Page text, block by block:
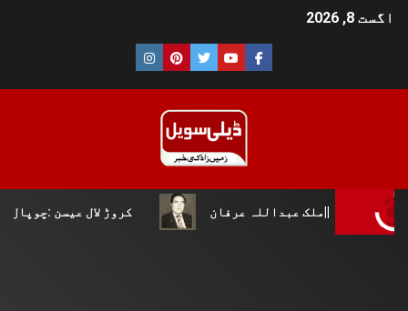
اگست 8, 2026
کروڑ لال عیسن :چوپال کلچرل اینڈ عبداللہ عرفان